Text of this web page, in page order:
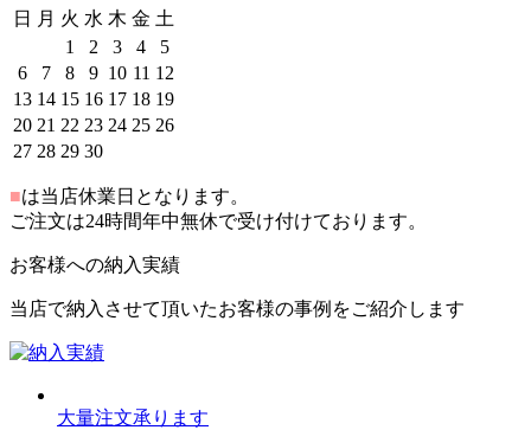
日
月 火 水 木 金 土
1
2 3 4
5
6
7 8 9 10 11 12
13 14 15 16 17 18 19
20 21 22 23 24 25 26
27 28 29 30
■は当店休業日となります。
ご注文は24時間年中無休で受け付けております。
お客様への納入実績
当店で納入させて頂いたお客様の事例をご紹介します
大量注文承ります